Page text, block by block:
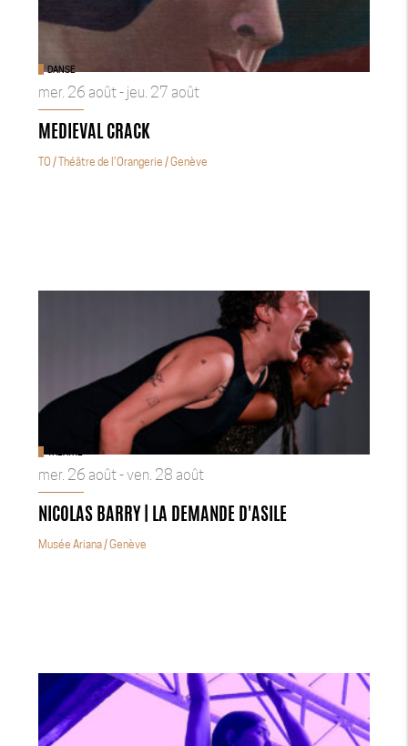
DANSE
mer. 26 août - jeu. 27 août
MEDIEVAL CRACK
TO / Théâtre de l’Orangerie / Genève
mer. 26 août - ven. 28 août
NICOLAS BARRY | LA DEMANDE D'ASILE
Musée Ariana/ Genève